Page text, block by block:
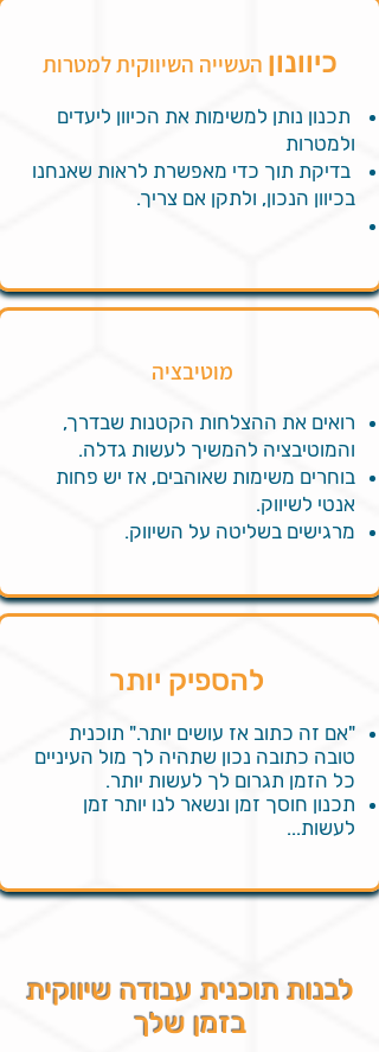
כיוונון העשייה השיווקית למטרות
תכנון נותן למשימות את הכיוון ליעדים
ולמטרות
בדיקת תוך כדי מאפשרת לראות שאנחנו
בכיוון הנכון, ולתקן אם צריך.
מוטיבציה
רואים את ההצלחות הקטנות שבדרך,
והמוטיבציה להמשיך לעשות גדלה.
בוחרים משימות שאוהבים, אז יש פחות
אנטי לשיווק.
מרגישים בשליטה על השיווק.
"אם זה כתוב אז עושים יותר." תוכנית
טובה כתובה נכון שתהיה לך מול העיניים
כל הזמן תגרום לך לעשות יותר.
תכנון חוסך זמן ונשאר לנו יותר זמן
לעשות...
לבנות תוכנית עבודה שיווקית
בזמן שלך